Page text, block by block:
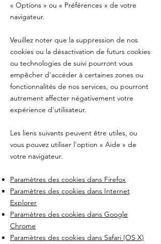
« Options » ou « Préférences » de votre
navigateur.
Veuillez noter que la suppression de nos
cookies ou la désactivation de futurs cookies
ou technologies de suivi pourront vous
empêcher d'accéder à certaines zones ou
fonctionnalités de nos services, ou pourront
autrement affecter négativement votre
expérience d'utilisateur.
Les liens suivants peuvent être utiles, ou
vous pouvez utiliser l'option « Aide » de
votre navigateur.
Paramètres des cookies dans Firefox
Paramètres des cookies dans Internet
Explorer
Paramètres des cookies dans Google
Chrome
Paramètres des cookies dans Safari (OS X)